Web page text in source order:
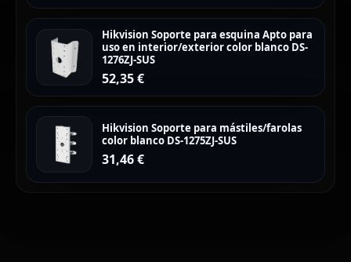
Hikvision Soporte para esquina Apto para
uso en interior/exterior color blanco DS-
1276ZJ-SUS
52,35€
Hikvision Soporte para mástiles/farolas
color blanco DS-1275ZJ-SUS
31,46€